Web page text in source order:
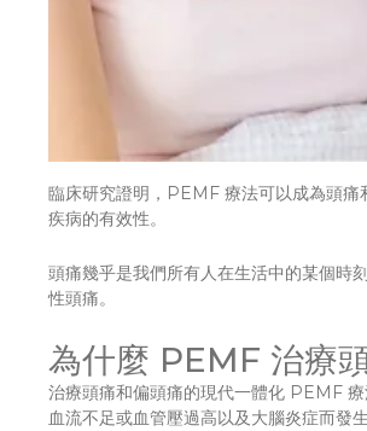
臨床研究證明，PEMF 療法可以成為頭痛
疾病的有效性。
頭痛幾乎是我們所有人在生活中的某個
性頭痛。
為什麼 PEMF 治療
治療頭痛和偏頭痛的現代一體化 PEMF
血流不足或血管壓過高以及大腦炎症而發